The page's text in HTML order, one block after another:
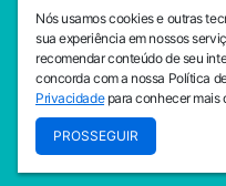
Av. da Liberdade, 765,
(11)
Av. da Liberdade, 765,
Nós usamos cookies e outras
sua experiência em nossos
recomendar conteúdo de seu
concorda com a nossa Política
Privacidadepara conhecer mais
PROSSEGUIR